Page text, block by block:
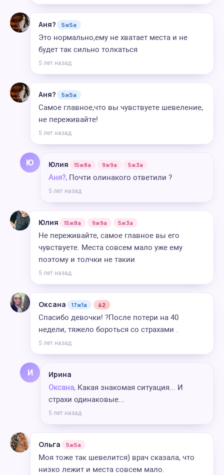
Аня? 5ж5а
Это нормально,ему не хватает места и не
будет так сильно толкаться
5 лет назад
Аня? 5ж5а
Самое главное,что вы чувствуете шевеление,
не переживайте!
5 лет назад
Ю Юлия 15ж8а 9ж9а 5ж3а
Аня?, Почти олинакого ответили ?
5 лет назад
Юлия 15ж8а 9ж9а 5ж3а
Не переживайте, самое главное вы его
чувствуете. Места совсем мало уже ему
поэтому и толчки не такии
5 лет назад
Оксана 17ж1а 42
Спасибо девочки! ?После потери на 40
недели, тяжело бороться со страхами .
5 лет назад
И Ирина
Оксана, Какая знакомая ситуация... И
страхи одинаковые...
5 лет назад
Ольга 5ж5а
Моя тоже так шевелится) врач сказала, что
низко лежит и места совсем мало.